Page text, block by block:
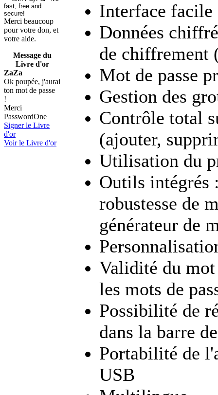
Merci beaucoup
pour votre don, et
votre aide.
Message du
Livre d'or
ZaZa
Ok poupée, j'aurai
ton mot de passe
!
Merci
PasswordOne
Signer le Livre
d'or
Voir le Livre d'or
Interface
Données
de chiffrement
Mot de passe
Gestion des
Contrôle total
(ajouter,
Utilisation du
Outils intégrés
robustesse de
générateur de
Validité du mot
les mots de
Possibilité de
dans la barre
Portabilité de
USB